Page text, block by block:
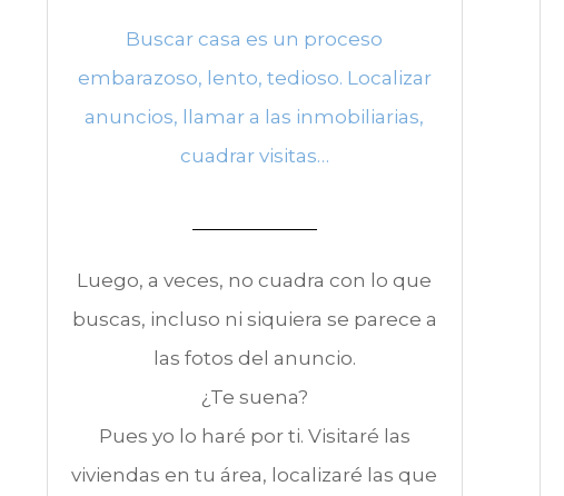
Buscar casa es un proceso
embarazoso, lento, tedioso. Localizar
anuncios, llamar a las inmobiliarias,
cuadrar visitas…
Luego, a veces, no cuadra con lo que
buscas, incluso ni siquiera se parece a
las fotos del anuncio.
¿Te suena?
Pues yo lo haré por ti. Visitaré las
viviendas en tu área, localizaré las que